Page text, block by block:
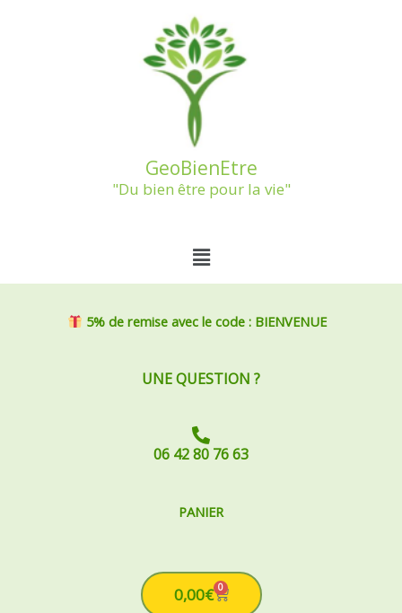
GeoBienEtre
"Du bien être pour la vie"
Menu
5% de remise avec le code : BIENVENUE
UNE QUESTION ?
06 42 80 76 63
PANIER
0,00€ 0
Cart